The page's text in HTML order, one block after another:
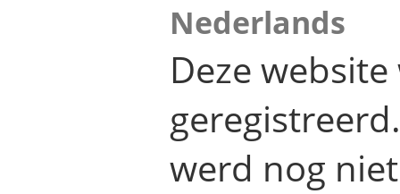
Nederlands
Deze
werd nog